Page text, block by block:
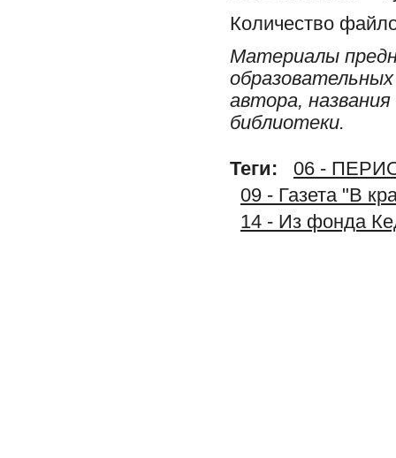
Количество
Материалы
автора,
библиотеки.
Теги:
06 -
09 - Газета "В
14 - Из фонда